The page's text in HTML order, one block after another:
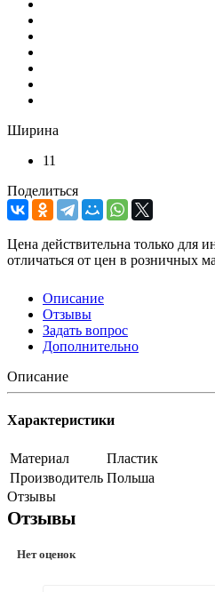
Ширина
11
Поделиться
Цена действительна только для
отличаться от цен в розничных
Описание
Отзывы
Задать вопрос
Дополнительно
Описание
Характеристики
Материал
Пластик
Производитель Польша
Отзывы
Отзывы
Нет оценок